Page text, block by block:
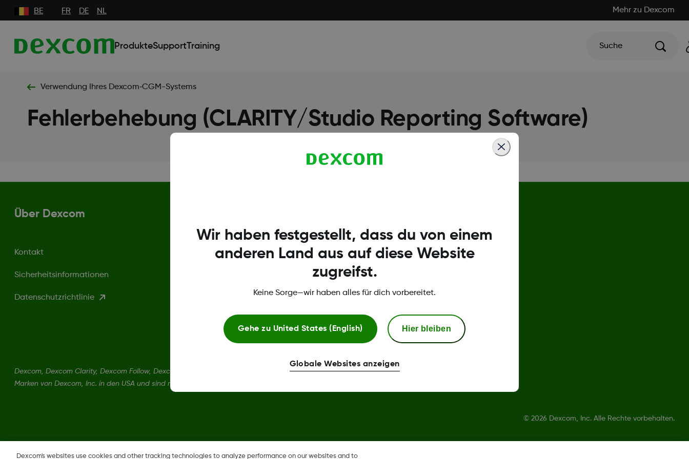
BE FR DE NL Mehr zu Dexcom
ProdukteSupportTraining Suche
Verwendung Ihres Dexcom‑CGM-Systems
Fehlerbehebung (CLARITY/Studio Reporting Software)
Über Dexcom
Kontakt
Sicherheitsinformationen
Datenschutzrichtlinie
Nutzungsbedingungen
Vertrauenscenter
Konformitätserklärung
Richtlinie zum Sensoraustausch
Dexcom, Dexcom Clarity, Dexcom Follow, Dexcom One, Dexcom Share, Share sind eingetragene
Marken von Dexcom, Inc. in den USA und sind möglicherweise in anderen Ländern eingetragen.
© 2026 Dexcom, Inc. Alle Rechte vorbehalten.
Wir haben festgestellt, dass du von einem
anderen Land aus auf diese Website
zugreifst.
Keine Sorge—wir haben alles für dich vorbereitet.
Gehe zu United States (English) Hier bleiben
Globale Websites anzeigen
Dexcom's websites use cookies and other tracking technologies to analyze performance on our websites and to